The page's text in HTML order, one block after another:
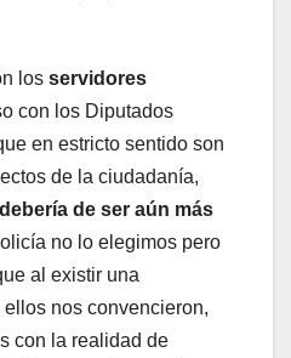
los servidores
con los Diputados
en estricto sentido son
de la ciudadanía,
de ser aún más
no lo elegimos pero
al existir una
nos convencieron,
con la realidad de